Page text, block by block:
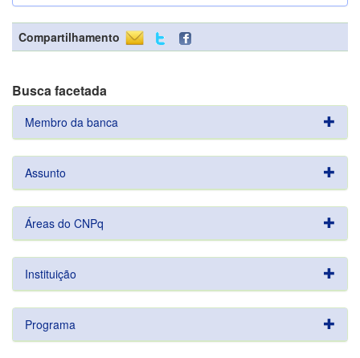
Compartilhamento
Busca facetada
Membro da banca
Assunto
Áreas do CNPq
Instituição
Programa